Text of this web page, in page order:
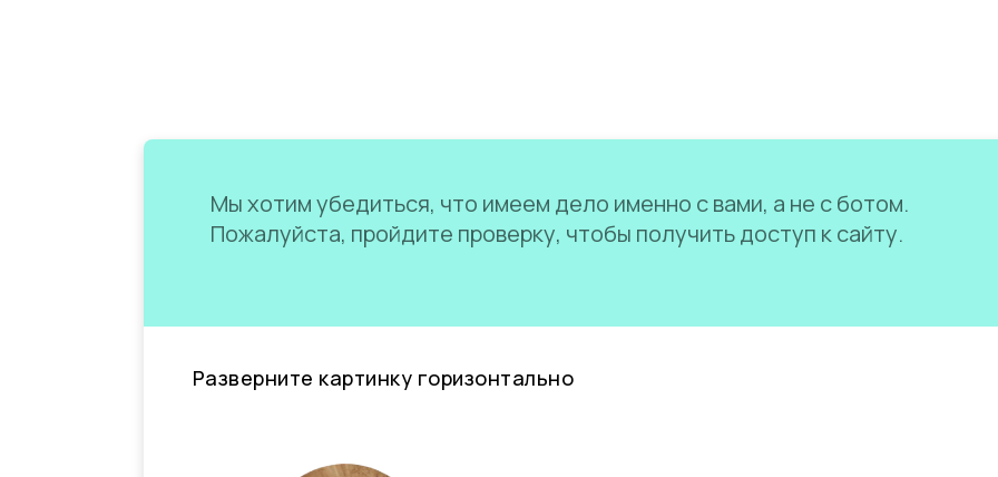
Мы хотим убедиться, что имеем дело именно с вами, а не с ботом.
Пожалуйста, пройдите проверку, чтобы получить доступ к сайту.
Разверните картинку горизонтально